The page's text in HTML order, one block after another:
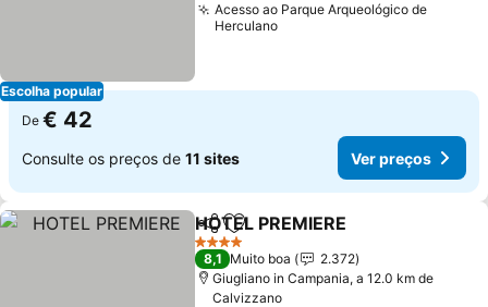
Escolha popular
Acesso ao Parque Arqueológico de
Herculano
De € 42
Consulte os preços de 11 sites Ver preços
PartilharAdicionar aos favoritos
HOTEL PREMIERE
4 Estrelas
8,1 Muito boa
2.372
Giugliano in Campania, a 12.0 km de
Calvizzano